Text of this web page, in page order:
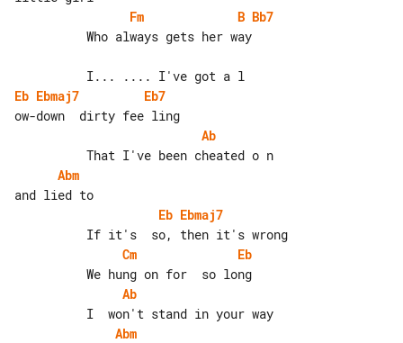
Fm
B Bb7
Eb Ebmaj7
Eb7
Ab
Abm
Eb Ebmaj7
Cm
Eb
Ab
Abm